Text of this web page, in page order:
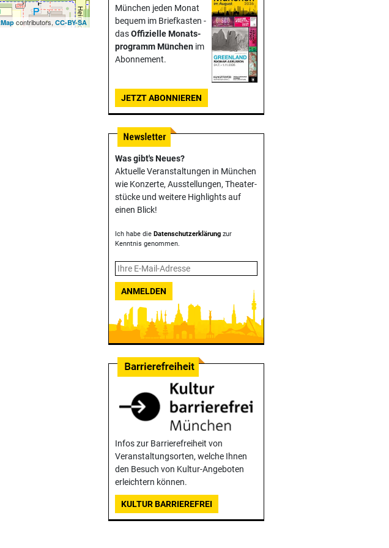
contributors, CC-BY-SA
München jeden Monat
bequem im Briefkasten -
dasOffizielle Monats­
programm München im
Abonnement.
JETZT ABONNIEREN
Was gibt's Neues?
Aktuelle Veranstaltungen in München
wie Konzerte, Ausstellungen, Theater­
stücke und weitere Highlights auf
einen Blick!
Ich habe die Datenschutzerklärung zur
Kenntnis genommen.
ANMELDEN
Infos zur Barrierefreiheit von
Veranstaltungsorten, welche Ihnen
den Besuch von Kultur-Angeboten
erleichtern können.
KULTUR BARRIEREFREI